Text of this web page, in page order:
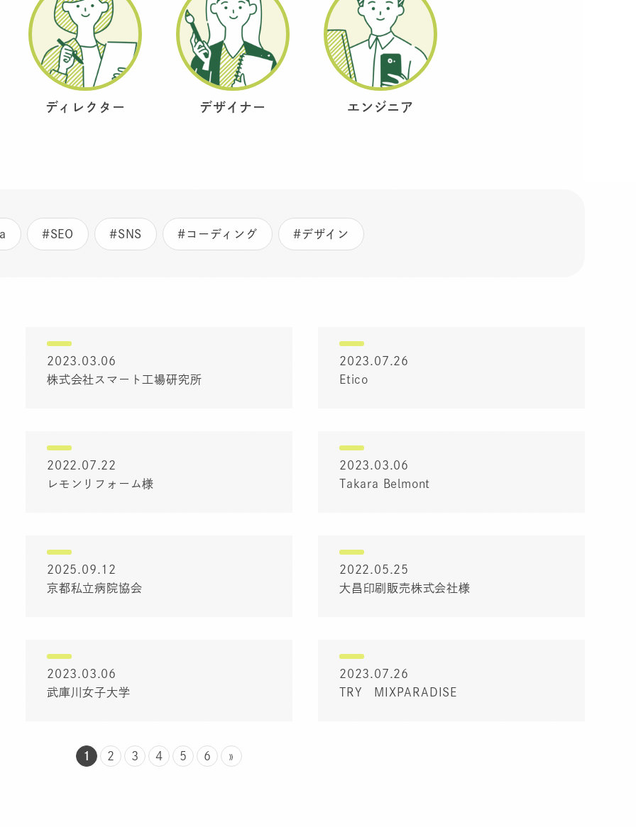
ディレクター デザイナー エンジニア
#SEO #SNS #コーディング #デザイン
2023.03.06
株式会社スマート工場研究所
2023.07.26
Etico
2022.07.22
レモンリフォーム様
2023.03.06
Takara Belmont
2025.09.12
京都私立病院協会
2022.05.25
大昌印刷販売株式会社様
2023.03.06
武庫川女子大学
2023.07.26
TRY MIXPARADISE
1 2 3 4 5 6 »